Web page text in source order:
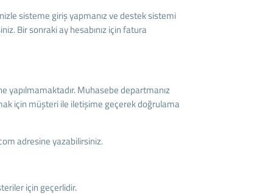
sisteme giriş yapmanız ve destek sistemi
Bir sonraki ay hesabınız için fatura
yapılmamaktadır. Muhasebe departmanız
için müşteri ile iletişime geçerek doğrulama
adresine yazabilirsiniz.
için geçerlidir.